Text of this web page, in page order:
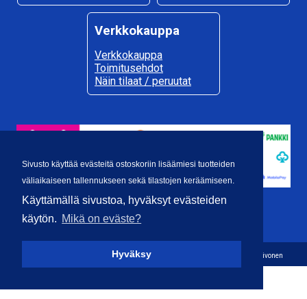
Sivusto käyttää evästeitä ostoskoriin lisäämiesi tuotteiden
väliaikaiseen tallennukseen sekä tilastojen keräämiseen.
Käyttämällä sivustoa, hyväksyt evästeiden
käytön. Mikä on eväste?
Hyväksy
Verkkokauppa
Verkkokauppa
Toimitusehdot
Näin tilaat / peruutat
Copyright © 2026 Ilosen Puutyö Ky - Sivusuunnittelu, grafiikka ja toteutus Janne Teivonen